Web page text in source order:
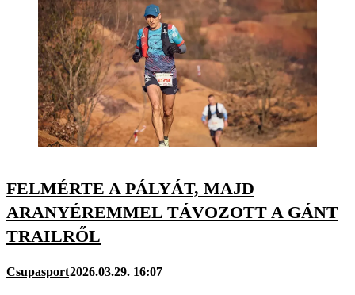
FELMÉRTE A PÁLYÁT, MAJD
ARANYÉREMMEL TÁVOZOTT A GÁNT
TRAILRŐL
Csupasport2026.03.29. 16:07